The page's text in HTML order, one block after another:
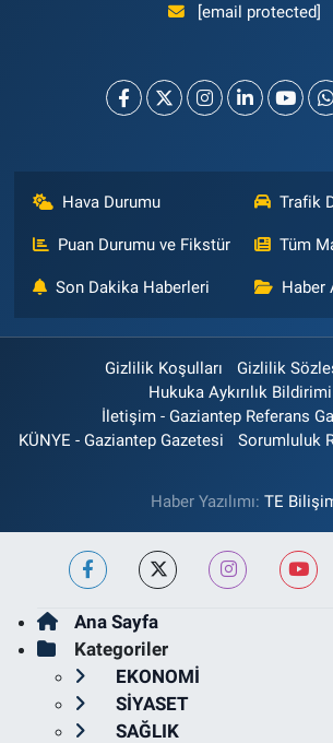
[email protected]
Hava Durumu Trafik
Puan Durumu ve Fikstür Tüm
Son Dakika Haberleri Haber
Gizlilik Koşulları
Gizlilik
Hukuka Aykırılık Bildirimi
İletişim - Gaziantep Referans
KÜNYE - Gaziantep Gazetesi
Sorumluluk
Haber Yazılımı: TE
Ana Sayfa
Kategoriler
EKONOMİ
SİYASET
SAĞLIK